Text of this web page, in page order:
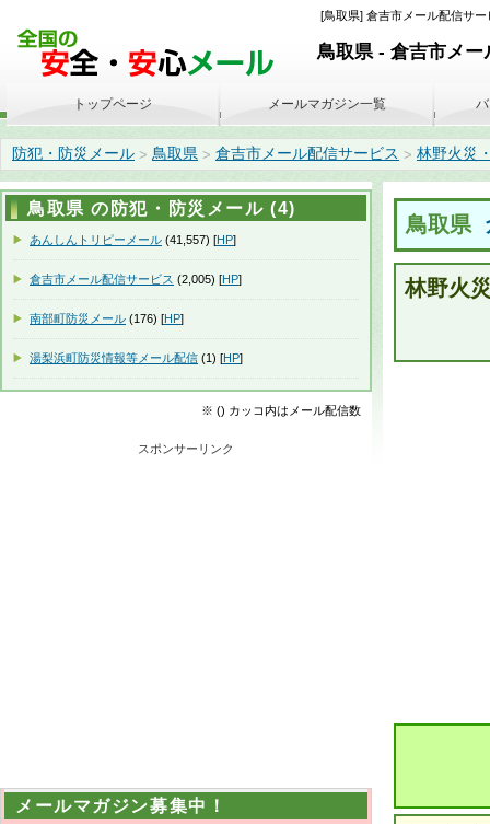
[鳥取県] 倉吉市メール配信サ
鳥取県 - 倉吉市メー
防犯・防災メール > 鳥取県 > 倉吉市メール配信サービス > 林野火災
鳥取県
林野火
トップページ メールマガジン一覧
鳥取県 の防犯・防災メール (4)
あんしんトリピーメール (41,557) [HP]
倉吉市メール配信サービス (2,005) [HP]
南部町防災メール (176) [HP]
湯梨浜町防災情報等メール配信 (1) [HP]
※ () カッコ内はメール配信数
スポンサーリンク
メールマガジン募集中！